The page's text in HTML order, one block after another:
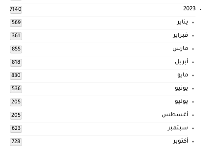
2023
7140
يناير 569
فبراير 361
مارس 855
أبريل 818
مايو 830
يونيو 536
يوليو 205
أغسطس 205
سبتمبر 623
أكتوبر 728